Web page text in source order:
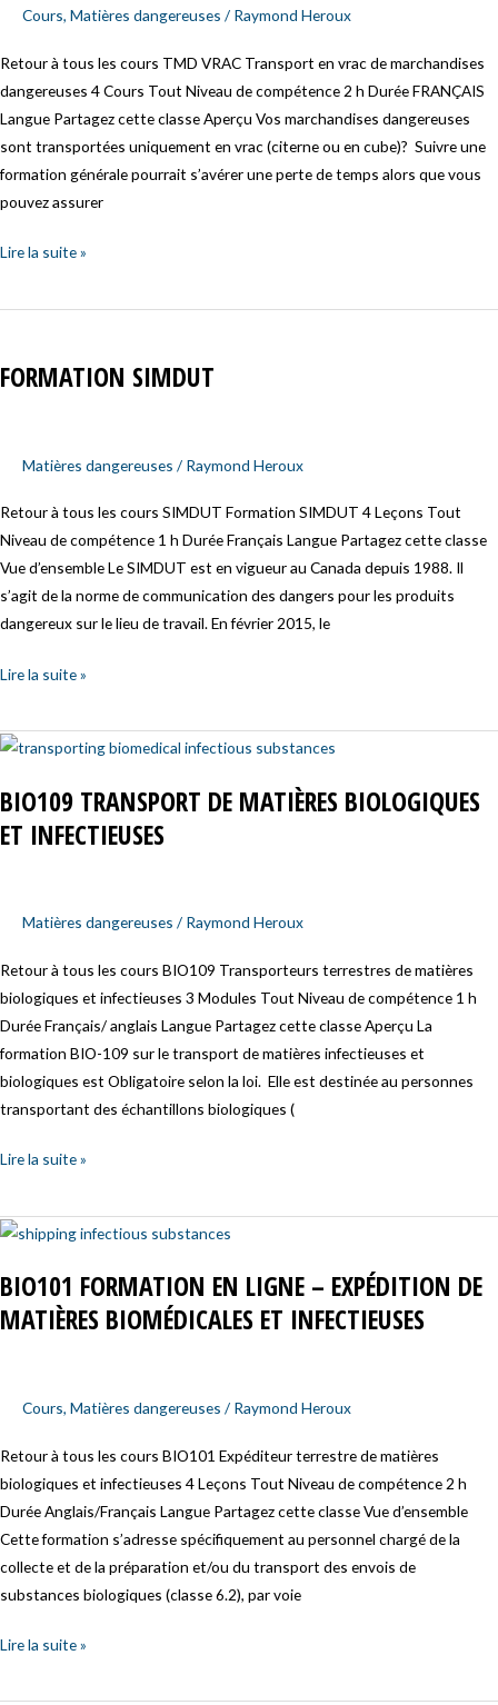
Cours, Matières dangereuses / Raymond Heroux
Retour à tous les cours TMD VRAC Transport en vrac de marchandises
dangereuses 4 Cours Tout Niveau de compétence 2 h Durée FRANÇAIS
Langue Partagez cette classe Aperçu Vos marchandises dangereuses
sont transportées uniquement en vrac (citerne ou en cube)? Suivre une
formation générale pourrait s’avérer une perte de temps alors que vous
pouvez assurer
Lire la suite »
FORMATION SIMDUT
Matières dangereuses / Raymond Heroux
Retour à tous les cours SIMDUT Formation SIMDUT 4 Leçons Tout
Niveau de compétence 1 h Durée Français Langue Partagez cette classe
Vue d’ensemble Le SIMDUT est en vigueur au Canada depuis 1988. Il
s’agit de la norme de communication des dangers pour les produits
dangereux sur le lieu de travail. En février 2015, le
Lire la suite »
BIO109 TRANSPORT DE MATIÈRES BIOLOGIQUES
ET INFECTIEUSES
Matières dangereuses / Raymond Heroux
Retour à tous les cours BIO109 Transporteurs terrestres de matières
biologiques et infectieuses 3 Modules Tout Niveau de compétence 1 h
Durée Français/ anglais Langue Partagez cette classe Aperçu La
formation BIO-109 sur le transport de matières infectieuses et
biologiques est Obligatoire selon la loi. Elle est destinée au personnes
transportant des échantillons biologiques (
BIO109
de
matières
Lire la suite »
BIO101 FORMATION EN LIGNE – EXPÉDITION DE
MATIÈRES BIOMÉDICALES ET INFECTIEUSES
Cours, Matières dangereuses / Raymond Heroux
Retour à tous les cours BIO101 Expéditeur terrestre de matières
biologiques et infectieuses 4 Leçons Tout Niveau de compétence 2 h
Durée Anglais/Français Langue Partagez cette classe Vue d’ensemble
Cette formation s’adresse spécifiquement au personnel chargé de la
collecte et de la préparation et/ou du transport des envois de
substances biologiques (classe 6.2), par voie
BIO101
en
ligne
biomédicales
et
infectieuses
Lire la suite »